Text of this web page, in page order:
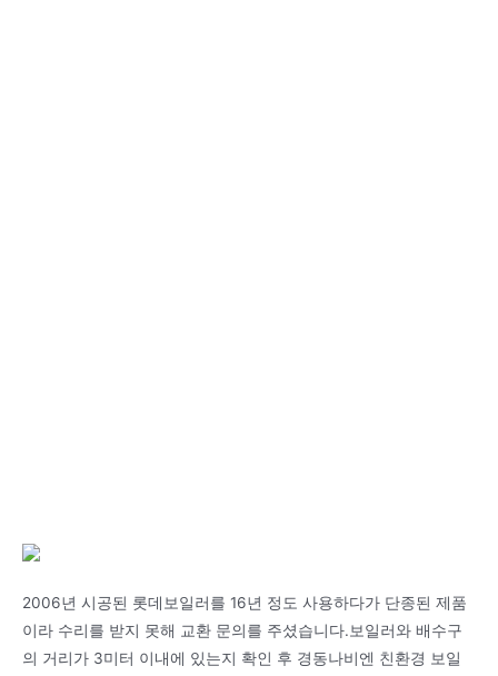
2006년 시공된 롯데보일러를 16년 정도 사용하다가 단종된 제품
이라 수리를 받지 못해 교환 문의를 주셨습니다.보일러와 배수구
의 거리가 3미터 이내에 있는지 확인 후 경동나비엔 친환경 보일